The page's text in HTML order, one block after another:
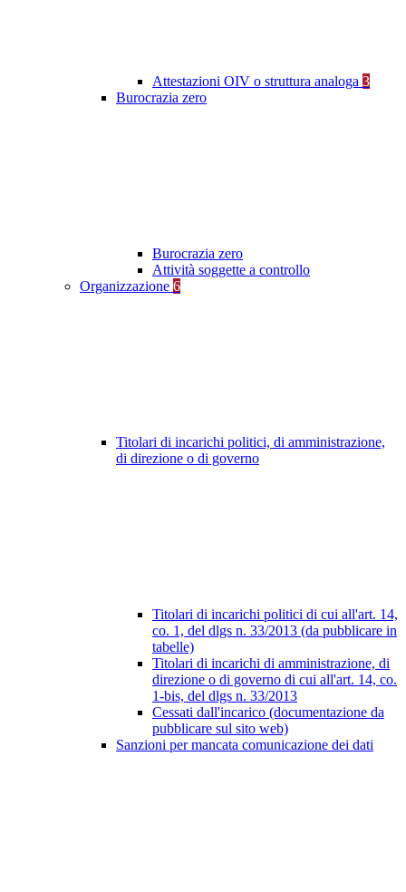
Attestazioni OIV o struttura analoga 3
Burocrazia zero
Burocrazia zero
Attività soggette a controllo
Organizzazione 6
Titolari di incarichi politici, di amministrazione,
di direzione o di governo
Titolari di incarichi politici di cui all'art. 14,
co. 1, del dlgs n. 33/2013 (da pubblicare in
tabelle)
Titolari di incarichi di amministrazione, di
direzione o di governo di cui all'art. 14, co.
1-bis, del dlgs n. 33/2013
Cessati dall'incarico (documentazione da
pubblicare sul sito web)
Sanzioni per mancata comunicazione dei dati